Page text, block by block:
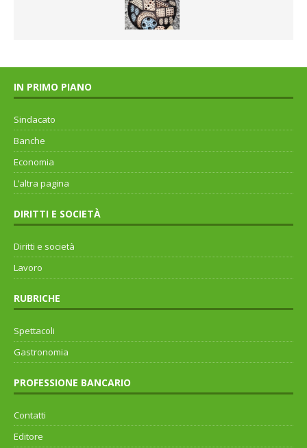
IN PRIMO PIANO
Sindacato
Banche
Economia
L’altra pagina
DIRITTI E SOCIETÀ
Diritti e società
Lavoro
RUBRICHE
Spettacoli
Gastronomia
PROFESSIONE BANCARIO
Contatti
Editore